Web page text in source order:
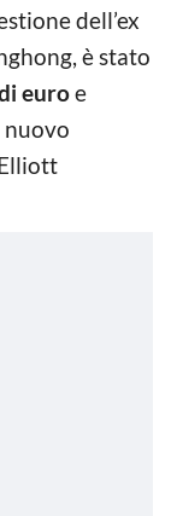
dell’ex
è stato
euroe